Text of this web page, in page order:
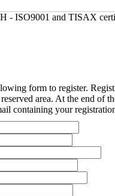
- ISO9001 and TISAX
form to register.
area. At the end of
containing your